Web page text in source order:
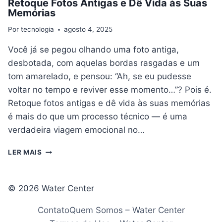
Retoque Fotos Antigas e Dê Vida às Suas
Memórias
Por tecnologia agosto 4, 2025
Você já se pegou olhando uma foto antiga,
desbotada, com aquelas bordas rasgadas e um
tom amarelado, e pensou: “Ah, se eu pudesse
voltar no tempo e reviver esse momento…”? Pois é.
Retoque fotos antigas e dê vida às suas memórias
é mais do que um processo técnico — é uma
verdadeira viagem emocional no…
LER MAIS RETOQUE
DÊ
ÀS
© 2026 Water Center
ContatoQuem Somos – Water Center